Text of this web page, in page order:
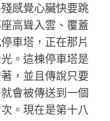
感覺心臟快要跳
高聳入雲、覆蓋
車塔，正在那片
。這棟停車塔是
，並且傳說只要
會被傳送到一個
。現在是第十八